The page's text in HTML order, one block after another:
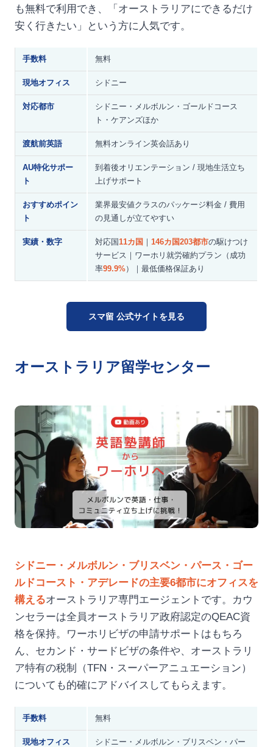
も無料で利用でき、「オーストラリアにできるだけ
安く行きたい」という方に人気です。
手数料 無料
現地オフィス シドニー
対応都市
シドニー・メルボルン・ゴールドコース
ト・ケアンズほか
渡航前英語 無料オンライン英会話あり
AU特化サポー
ト
到着後オリエンテーション / 現地生活立ち
上げサポート
おすすめポイン
ト
業界最安値クラスのパッケージ料金 / 費用
の見通しが立てやすい
実績・数字 対応国11カ国 ｜ 146カ国203都市の駆けつけ
サービス｜ワーホリ就労確約プラン（成功
率99.9%）｜最低価格保証あり
スマ留 公式サイトを見る
オーストラリア留学センター
シドニー・メルボルン・ブリスベン・パース・ゴー
ルドコースト・アデレードの主要6都市にオフィスを
構えるオーストラリア専門エージェントです。カウ
ンセラーは全員オーストラリア政府認定のQEAC資
格を保持。ワーホリビザの申請サポートはもちろ
ん、セカンド・サードビザの条件や、オーストラリ
ア特有の税制（TFN・スーパーアニュエーション）
についても的確にアドバイスしてもらえます。
手数料 無料
現地オフィス
シドニー・メルボルン・ブリスベン・パー